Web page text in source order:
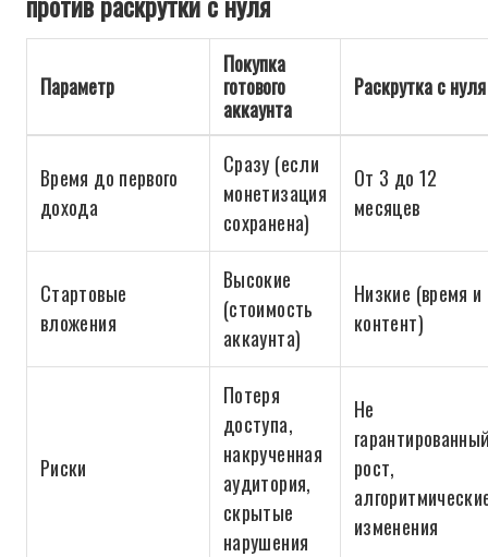
Параметр
Покупка
готового
аккаунта
Раскрутка с нуля
Время до первого
дохода
Сразу (если
монетизация
сохранена)
От 3 до 12
месяцев
Стартовые
вложения
Высокие
(стоимость
аккаунта)
Низкие (время и
контент)
Риски
Потеря
доступа,
накрученная
аудитория,
скрытые
нарушения
Не
рост,
изменения